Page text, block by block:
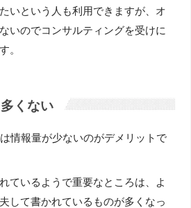
いという人も利用できますが、オ
いのでコンサルティングを受けに
。
くない
情報量が少ないのがデメリットで
ているようで重要なところは、よ
して書かれているものが多くなっ